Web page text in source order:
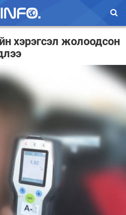
хэрэгсэл жолоодсон